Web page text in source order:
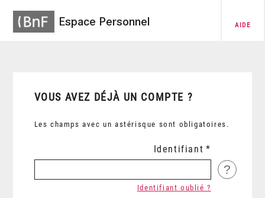
Espace Personnel AIDE
VOUS AVEZ DÉJÀ UN COMPTE ?
Les champs avec un astérisque sont obligatoires.
Identifiant
?
Identifiant oublié ?